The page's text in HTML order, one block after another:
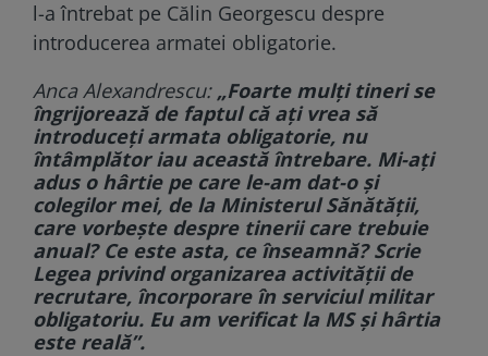
l-a întrebat pe Călin Georgescu despre
introducerea armatei obligatorie.
Anca Alexandrescu:„Foarte mulți tineri se
îngrijorează de faptul că ați vrea să
introduceți armata obligatorie, nu
întâmplător iau această întrebare. Mi-ați
adus o hârtie pe care le-am dat-o și
colegilor mei, de la Ministerul Sănătății,
care vorbește despre tinerii care trebuie
anual? Ce este asta, ce înseamnă? Scrie
Legea privind organizarea activității de
recrutare, încorporare în serviciul militar
obligatoriu. Eu am verificat la MS și hârtia
este reală”.